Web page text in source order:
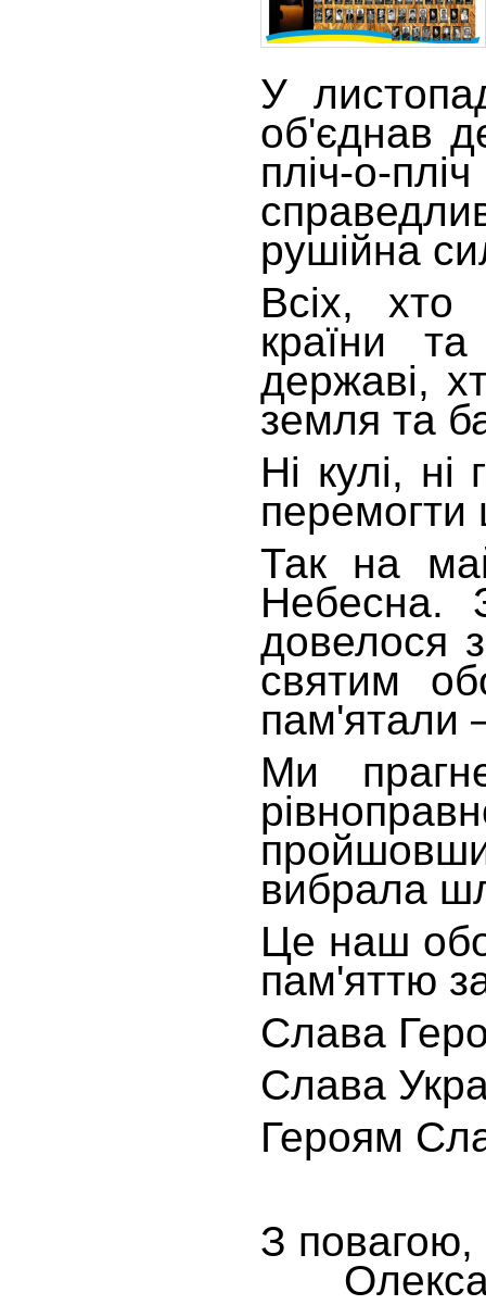
У
об'єднав
пліч-о-
рушійна
Всіх, хто
країни
державі,
земля та
Ні кулі,
Так на
Небесна.
довелося
святим
пам'ятали
Ми
вибрала
Це наш
пам'яттю
Слава
Слава
Героям
З повагою,